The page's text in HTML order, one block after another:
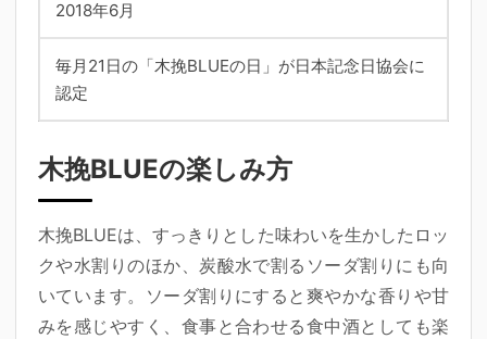
2018年6月
毎月21日の「木挽BLUEの日」が日本記念日協会に
認定
木挽BLUEの楽しみ方
木挽BLUEは、すっきりとした味わいを生かしたロッ
クや水割りのほか、炭酸水で割るソーダ割りにも向
いています。ソーダ割りにすると爽やかな香りや甘
みを感じやすく、食事と合わせる食中酒としても楽